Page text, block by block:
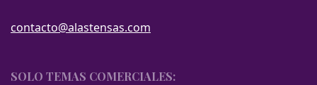
contacto@alastensas.com
SOLO TEMAS COMERCIALES: